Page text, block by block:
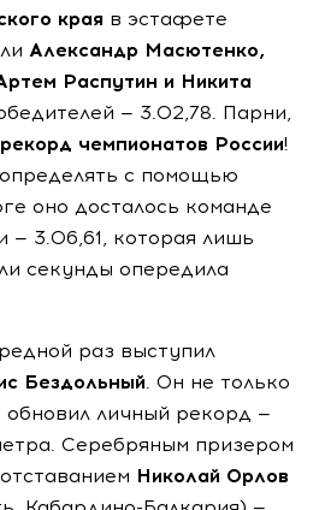
края в эстафете
Александр Масютенко,
Распутин и Никита
— 3.02,78. Парни,
рекорд чемпионатов России!
с помощью
оно досталось команде
— 3.06,61, которая лишь
секунды опередила
раз выступил
Бездольный. Он не только
обновил личный рекорд —
Серебряным призером
Николай Орлов